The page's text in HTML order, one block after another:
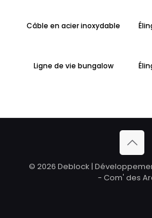
Câble en acier inoxydable
Ligne de vie bungalow
© 2026 Deblock |
- Com' des